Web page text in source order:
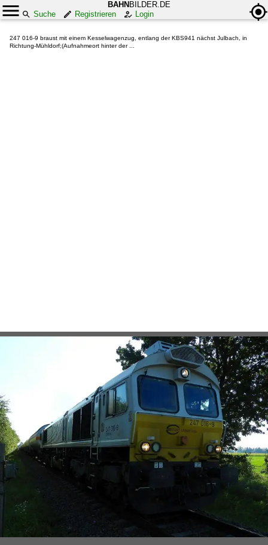
BAHN BILDER.DE
Suche
Registrieren Login
247 016-9 braust mit einem Kesselwagenzug, entlang der KBS941 nächst Julbach, in
Richtung-Mühldorf;(Aufnahmeort hinter der ...